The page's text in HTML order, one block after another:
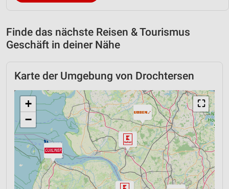
Finde das nächste Reisen & Tourismus
Geschäft in deiner Nähe
Karte der Umgebung von Drochtersen
⛶
+
−